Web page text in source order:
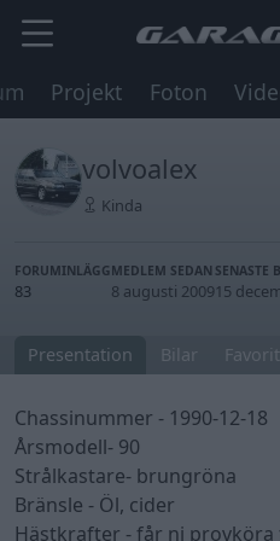
Projekt Foton
volvoalex
Kinda
FORUMINLÄGG
83
MEDLEM SEDAN
8 augusti 2009
SENASTE
15
Presentation Bilar
Chassinummer - 1990-12-18
Årsmodell- 90
Strålkastare- brungröna
Bränsle - Öl, cider
Hästkrafter - får ni